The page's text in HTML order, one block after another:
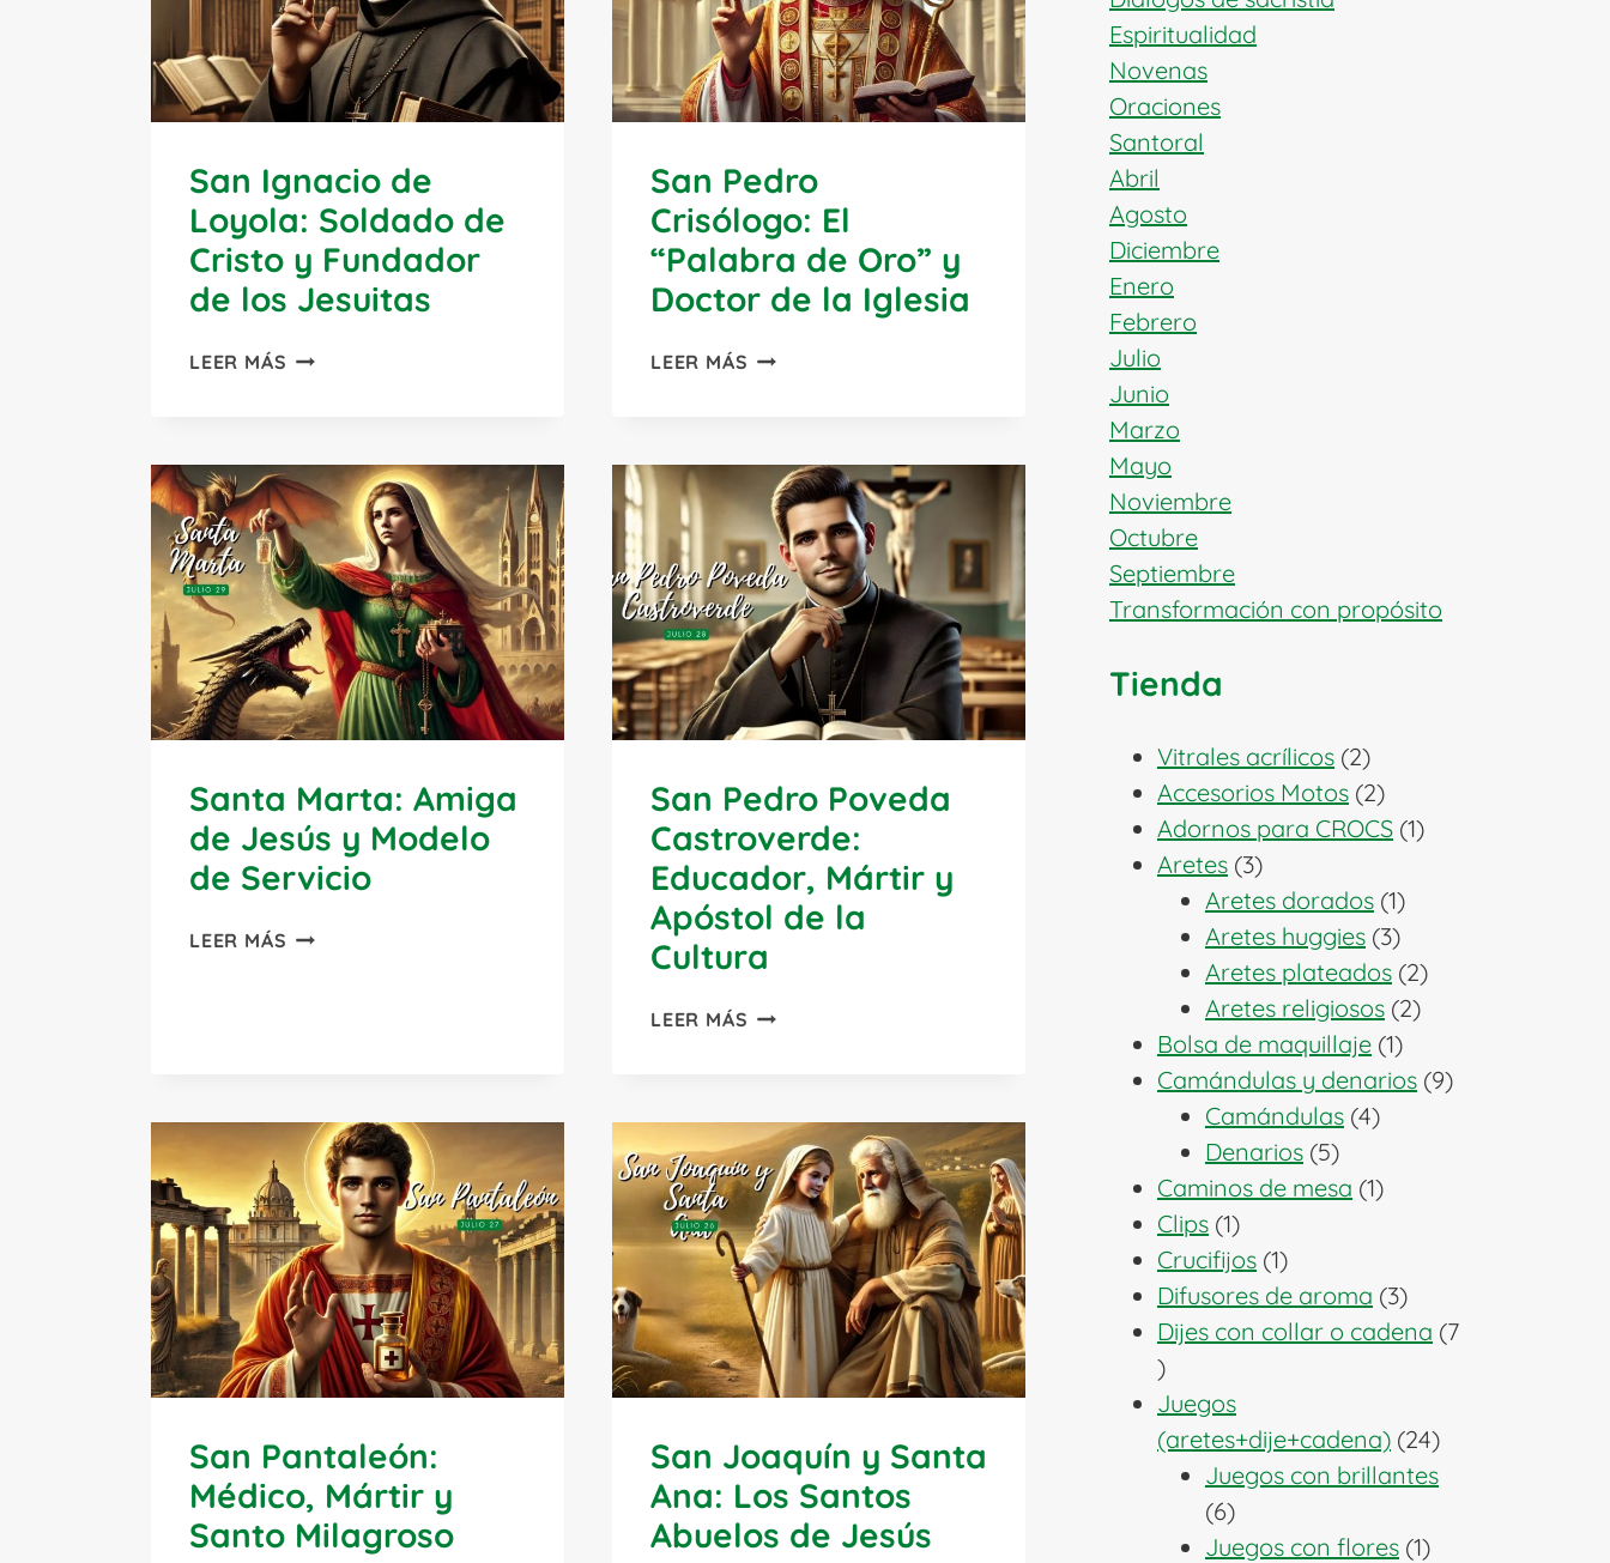
San Ignacio de
Loyola: Soldado de
Cristo y Fundador
de los Jesuitas
LEER MÁS SAN
SOLDADO
DE
CRISTO
Y
FUNDADOR
DE
LOS
JESUITAS
San Pedro
Crisólogo: El
“Palabra de Oro” y
Doctor de la Iglesia
LEER MÁS SAN
“PALABRA
DE
ORO”
Y
DOCTOR
DE
LA
IGLESIA
Santa Marta: Amiga
de Jesús y Modelo
de Servicio
LEER MÁS SANTA
DE
SERVICIO
San Pedro Poveda
Castroverde:
Educador, Mártir y
Apóstol de la
Cultura
LEER MÁS SAN
EDUCADOR,
MÁRTIR
Y
APÓSTOL
DE
LA
CULTURA
San Pantaleón:
Médico, Mártir y
Santo Milagroso
San Joaquín y Santa
Ana: Los Santos
Abuelos de Jesús
Espiritualidad
Novenas
Oraciones
Santoral
Abril
Agosto
Diciembre
Enero
Febrero
Julio
Junio
Marzo
Mayo
Noviembre
Octubre
Septiembre
Transformación con propósito
Tienda
Vitrales acrílicos 22
productos
Accesorios Motos 22
productos
Adornos para CROCS 11
Aretes 33
productos
Aretes dorados 11
producto
Aretes huggies 33
productos
Aretes plateados 22
productos
Aretes religiosos 22
Bolsa de maquillaje 11
producto
Camándulas y denarios 99
Camándulas 44
Denarios 55
productos
Caminos de mesa 11
Clips 11
producto
Crucifijos 11
producto
Difusores de aroma 33
productos
Dijes con collar o cadena 7
7
productos
Juegos
(aretes+dije+cadena) 2424
productos
Juegos con brillantes
66
productos
Juegos con flores 11